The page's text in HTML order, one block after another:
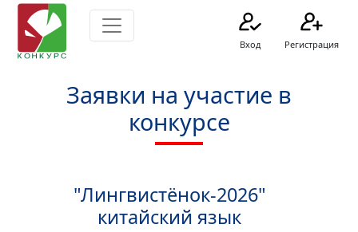
Вход Регистрация
Заявки на участие в
конкурсе
"Лингвистёнок-2026"
китайский язык